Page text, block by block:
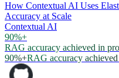
How Contextual AI Uses
Accuracy at Scale
Contextual AI
90%+
RAG accuracy achieved in
90%+RAG accuracy